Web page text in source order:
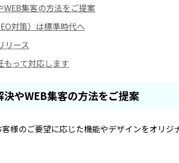
WEB集客の方法をご提案
対策）は標準時代へ
リース
もって対応します
決やWEB集客の方法をご提案
様のご要望に応じた機能やデザインをオリ